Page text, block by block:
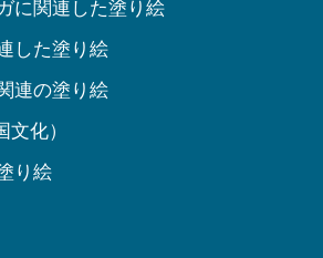
に関連した塗り絵
した塗り絵
連の塗り絵
化）
り絵